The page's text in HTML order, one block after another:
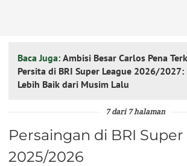
Baca Juga: Ambisi Besar Carlos Pena
Persita di BRI Super League 2026/2027:
Lebih Baik dari Musim Lalu
7 dari 7 halaman
Persaingan di BRI
2025/2026